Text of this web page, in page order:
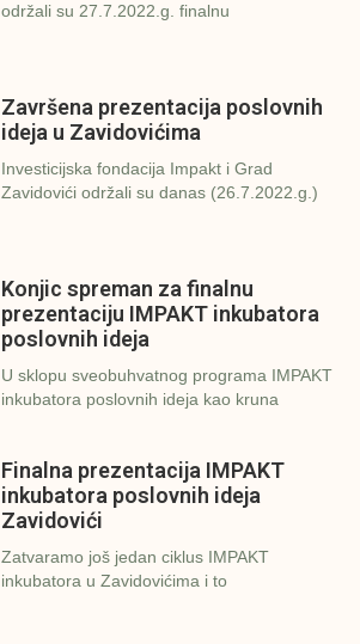
održali su 27.7.2022.g. finalnu
Završena prezentacija poslovnih
ideja u Zavidovićima
Investicijska fondacija Impakt i Grad
Zavidovići održali su danas (26.7.2022.g.)
Konjic spreman za finalnu
prezentaciju IMPAKT inkubatora
poslovnih ideja
U sklopu sveobuhvatnog programa IMPAKT
inkubatora poslovnih ideja kao kruna
Finalna prezentacija IMPAKT
inkubatora poslovnih ideja
Zavidovići
Zatvaramo još jedan ciklus IMPAKT
inkubatora u Zavidovićima i to